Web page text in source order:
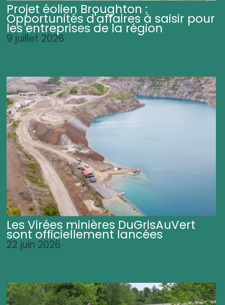
Projet éolien Broughton :
Opportunités d'affaires à saisir pour
les entreprises de la région
9 juillet 2026
Les Virées minières DuGrisAuVert
sont officiellement lancées
22 juin 2026